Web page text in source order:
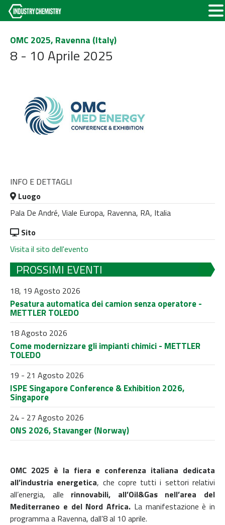
OMC 2025, Ravenna (Italy)
8 - 10 Aprile 2025
INFO E DETTAGLI
Luogo
Pala De André, Viale Europa, Ravenna, RA, Italia
Sito
Visita il sito dell'evento
PROSSIMI EVENTI
18, 19 Agosto 2026
Pesatura automatica dei camion senza operatore -
METTLER TOLEDO
18 Agosto 2026
Come modernizzare gli impianti chimici - METTLER
TOLEDO
19 - 21 Agosto 2026
ISPE Singapore Conference & Exhibition 2026,
Singapore
24 - 27 Agosto 2026
ONS 2026, Stavanger (Norway)
OMC 2025 è la fiera e conferenza italiana dedicata
all’industria energetica, che copre tutti i settori relativi
all’energia, alle rinnovabili, all’Oil&Gas nell’area del
Mediterraneo e del Nord Africa. La manifestazione è in
programma a Ravenna, dall’8 al 10 aprile.